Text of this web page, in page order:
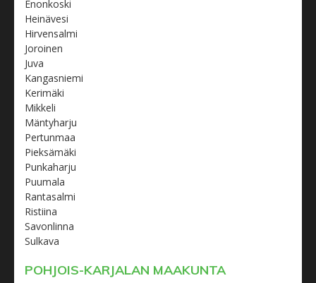
Enonkoski
Heinävesi
Hirvensalmi
Joroinen
Juva
Kangasniemi
Kerimäki
Mikkeli
Mäntyharju
Pertunmaa
Pieksämäki
Punkaharju
Puumala
Rantasalmi
Ristiina
Savonlinna
Sulkava
POHJOIS-KARJALAN MAAKUNTA